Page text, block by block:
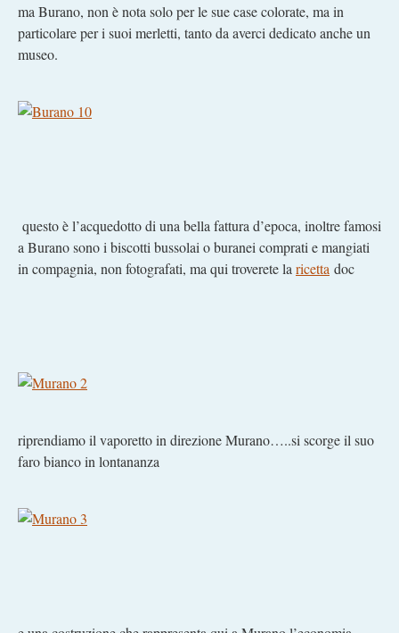
ma Burano, non è nota solo per le sue case colorate, ma in
particolare per i suoi merletti, tanto da averci dedicato anche un
museo.
questo è l’acquedotto di una bella fattura d’epoca, inoltre famosi
a Burano sono i biscotti bussolai o buranei comprati e mangiati
in compagnia, non fotografati, ma qui troverete la ricetta doc
riprendiamo il vaporetto in direzione Murano…..si scorge il suo
faro bianco in lontananza